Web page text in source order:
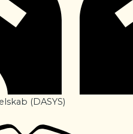
(DASYS)